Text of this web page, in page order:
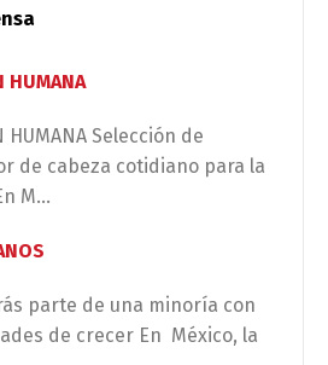
HUMANA
HUMANA Selección de
de cabeza cotidiano para la
M...
parte de una minoría con
de crecer En México, la